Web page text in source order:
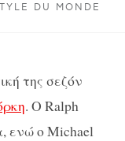
DU MONDE
της σεζόν
. Ο Ralph
ενώ ο Michael